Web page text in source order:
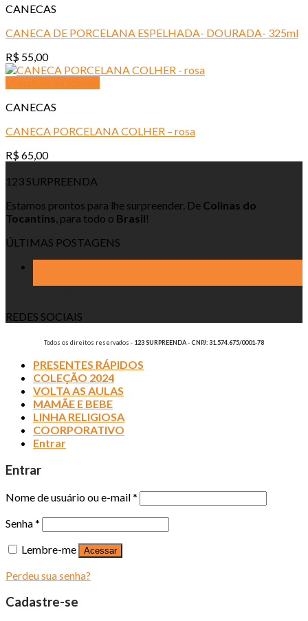
CANECAS
CANECA DE PORCELANA ESPELHADA- DOURADA- 325ml
R$ 55,00
CANECAS
CANECA PORCELANA COLHER – rosa
R$65,00
123 SURPREENDA
Estamos prontos para lhe surpreender. De Colinas do
Tocantins, para todo o Brasil!
ÚLTIMAS POSTAGENS
REDES SOCIAIS
Todos os direitos reservados - 123 SURPREENDA - CNPJ: 31.574.675/0001-78
PRESENTES RÁPIDOS
COLEÇÃO 2024
VOLTA AS AULAS
MAMÃE E BEBE
LINHA RELIGIOSA
COORPORATIVO
Entrar
Entrar
Nome de usuário ou e-mail*
Senha*
Lembre-me
Acessar
Perdeu sua senha?
Cadastre-se